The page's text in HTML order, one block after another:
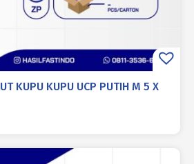
KUPU KUPU UCP PUTIH M 5 X